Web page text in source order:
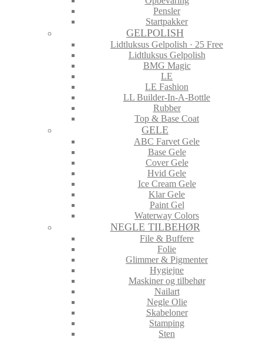
Pensler
Startpakker
GELPOLISH
Lidtluksus Gelpolish · 25 Free
Lidtluksus Gelpolish
BMG Magic
LE
LE Fashion
LL Builder-In-A-Bottle
Rubber
Top & Base Coat
GELE
ABC Farvet Gele
Base Gele
Cover Gele
Hvid Gele
Ice Cream Gele
Klar Gele
Paint Gel
Waterway Colors
NEGLE TILBEHØR
File & Buffere
Folie
Glimmer & Pigmenter
Hygiejne
Maskiner og tilbehør
Nailart
Negle Olie
Skabeloner
Stamping
Sten